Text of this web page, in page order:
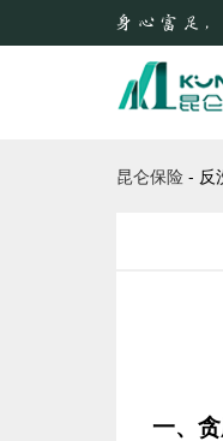
昆仑保险 - 反
一、